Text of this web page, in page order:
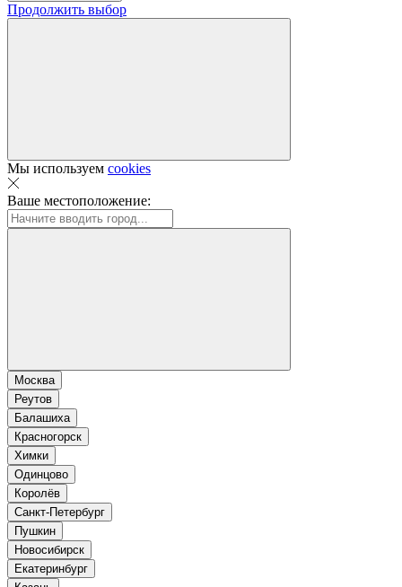
Продолжить выбор
Мы используем cookies
Ваше местоположение:
Москва
Реутов
Балашиха
Красногорск
Химки
Одинцово
Королёв
Санкт-Петербург
Пушкин
Новосибирск
Екатеринбург